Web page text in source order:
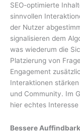
SEO-optimierte
sinnvollen
der Nutzer
signalisieren dem
was wiederum die
Platzierung von
Engagement
Interaktionen
und Community. Im
hier echtes
Bessere